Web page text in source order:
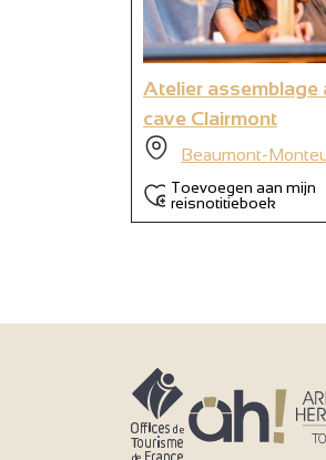
9
Atelier assemblage
cave Clairmont
Beaumont-
Toevoegen aan mijn
reisnotitieboek